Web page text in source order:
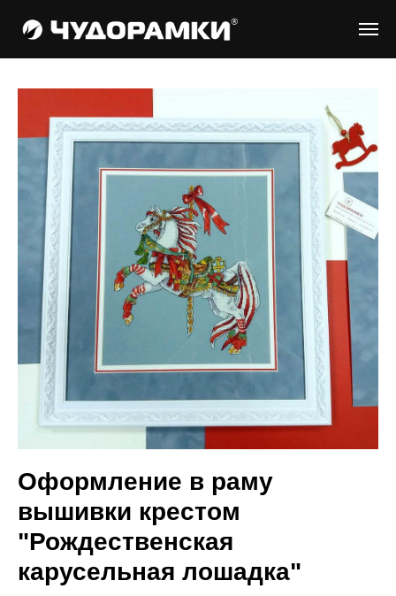
Оформление в раму
вышивки крестом
"Рождественская
карусельная лошадка"